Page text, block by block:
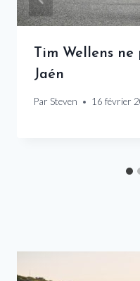
Tim Wellens
Jaén
Par Steven 16 février